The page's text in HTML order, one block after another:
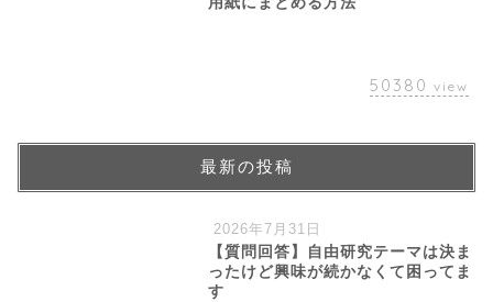
50380 view
最新の投稿
2026年7月31日
【質問回答】自由研究テーマは決ま
ったけど興味が続かなくて困ってま
す